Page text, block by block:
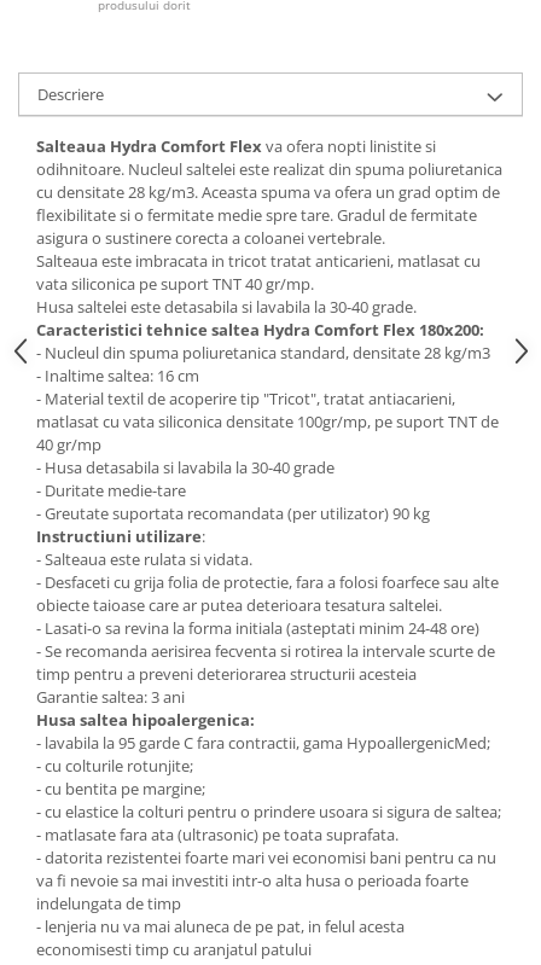
Set mese si scaune gradinita
Mobilier copii
Mobila camera copii
Scaune birou pentru copii
Saltele patuturi copii
Paturi copii
Masa si scaune gradinita
Seturi comode living si dormitor
produsului dorit
Descriere
Salteaua Hydra Comfort Flexva ofera nopti linistite si
odihnitoare. Nucleul saltelei este realizat din spuma poliuretanica
cu densitate 28 kg/m3. Aceasta spuma va ofera un grad optim de
flexibilitate si o fermitate medie spre tare. Gradul de fermitate
asigura o sustinere corecta a coloanei vertebrale.
Salteaua este imbracata in tricot tratat anticarieni, matlasat cu
vata siliconica pe suport TNT 40 gr/mp.
Husa saltelei este detasabila si lavabila la 30-40 grade.
Caracteristici tehnice saltea Hydra Comfort Flex 180x200:
- Nucleul din spuma poliuretanica standard, densitate 28 kg/m3
- Inaltime saltea: 16 cm
- Material textil de acoperire tip "Tricot", tratat antiacarieni,
matlasat cu vata siliconica densitate 100gr/mp, pe suport TNT de
40 gr/mp
- Husa detasabila si lavabila la 30-40 grade
- Duritate medie-tare
- Greutate suportata recomandata (per utilizator) 90 kg
Instructiuni utilizare:
- Salteaua este rulata si vidata.
- Desfaceti cu grija folia de protectie, fara a folosi foarfece sau alte
obiecte taioase care ar putea deterioara tesatura saltelei.
- Lasati-o sa revina la forma initiala (asteptati minim 24-48 ore)
- Se recomanda aerisirea fecventa si rotirea la intervale scurte de
timp pentru a preveni deteriorarea structurii acesteia
Garantie saltea: 3 ani
Husa saltea hipoalergenica:
- lavabila la 95 garde C fara contractii, gama HypoallergenicMed;
- cu colturile rotunjite;
- cu bentita pe margine;
- cu elastice la colturi pentru o prindere usoara si sigura de saltea;
- matlasate fara ata (ultrasonic) pe toata suprafata.
- datorita rezistentei foarte mari vei economisi bani pentru ca nu
va fi nevoie sa mai investiti intr-o alta husa o perioada foarte
indelungata de timp
- lenjeria nu va mai aluneca de pe pat, in felul acesta
economisesti timp cu aranjatul patului